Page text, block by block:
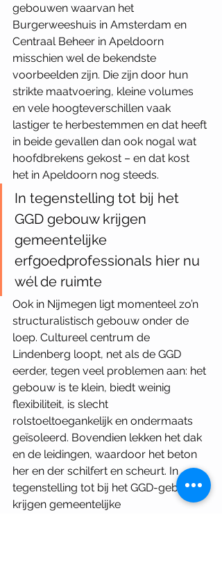
gebouwen waarvan het
Burgerweeshuis in Amsterdam en
Centraal Beheer in Apeldoorn
misschien wel de bekendste
voorbeelden zijn. Die zijn door hun
strikte maatvoering, kleine volumes
en vele hoogteverschillen vaak
lastiger te herbestemmen en dat heeft
in beide gevallen dan ook nogal wat
hoofdbrekens gekost – en dat kost
het in Apeldoorn nog steeds.
In tegenstelling tot bij het
GGD gebouw krijgen
gemeentelijke
erfgoedprofessionals hier nu
wél de ruimte
Ook in Nijmegen ligt momenteel zo’n
structuralistisch gebouw onder de
loep. Cultureel centrum de
Lindenberg loopt, net als de GGD
eerder, tegen veel problemen aan: het
gebouw is te klein, biedt weinig
flexibiliteit, is slecht
rolstoeltoegankelijk en ondermaats
geïsoleerd. Bovendien lekken het dak
en de leidingen, waardoor het beton
her en der schilfert en scheurt. In
tegenstelling tot bij het GGD-gebouw
krijgen gemeentelijke